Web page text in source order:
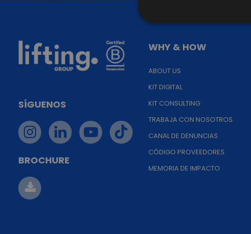
SÍGUENOS
BROCHURE
WHY & HOW
ABOUT US
KIT DIGITAL
KIT CONSULTING
TRABAJA CON NOSOTROS
CANAL DE DENUNCIAS
CÓDIGO PROVEEDORES
MEMORIA DE IMPACTO